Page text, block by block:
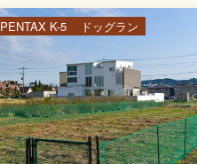
PENTAX K-5 ドッグラン